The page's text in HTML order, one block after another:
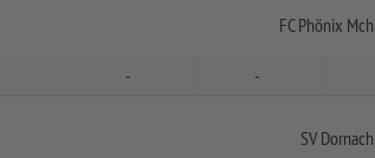
FC Phönix Mch
- -
SV Dornach